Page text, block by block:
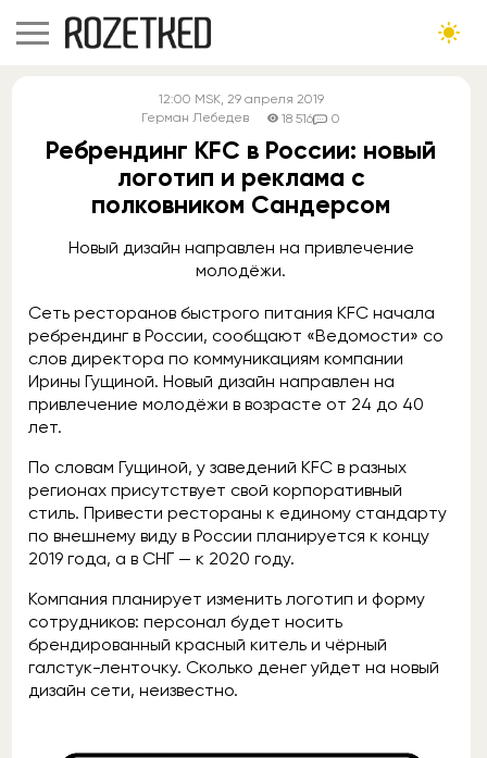
12:00 MSK, 29 апреля 2019
Герман Лебедев
18 516 0
Ребрендинг КFC в России: новый
логотип и реклама с
полковником Сандерсом
Новый дизайн направлен на привлечение
молодёжи.
Сеть ресторанов быстрого питания KFC начала
ребрендинг в России, сообщают «Ведомости» со
слов директора по коммуникациям компании
Ирины Гущиной. Новый дизайн направлен на
привлечение молодёжи в возрасте от 24 до 40
лет.
По словам Гущиной, у заведений KFC в разных
регионах присутствует свой корпоративный
стиль. Привести рестораны к единому стандарту
по внешнему виду в России планируется к концу
2019 года, а в СНГ — к 2020 году.
Компания планирует изменить логотип и форму
сотрудников: персонал будет носить
брендированный красный китель и чёрный
галстук-ленточку. Сколько денег уйдет на новый
дизайн сети, неизвестно.